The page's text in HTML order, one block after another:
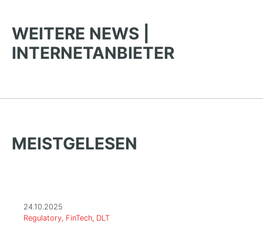
WEITERE NEWS |
INTERNETANBIETER
MEISTGELESEN
24.10.2025
Regulatory, FinTech, DLT